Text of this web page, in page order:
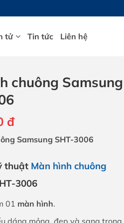
tử Tin tức Liên hệ
chuông Samsung
đ
Samsung SHT-3006
thuật Màn hình chuông
3006
01 màn hình.
dáng mỏng, đẹp và sang trọng,